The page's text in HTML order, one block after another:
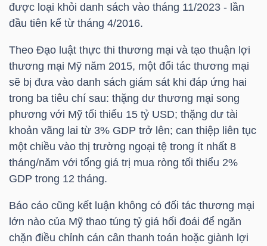
được loại khỏi danh sách vào tháng 11/2023 - lần
đầu tiên kể từ tháng 4/2016.
Theo Đạo luật thực thi thương mại và tạo thuận lợi
thương mại Mỹ năm 2015, một đối tác thương mại
sẽ bị đưa vào danh sách giám sát khi đáp ứng hai
trong ba tiêu chí sau: thặng dư thương mại song
phương với Mỹ tối thiểu 15 tỷ USD; thặng dư tài
khoản vãng lai từ 3% GDP trở lên; can thiệp liên tục
một chiều vào thị trường ngoại tệ trong ít nhất 8
tháng/năm với tổng giá trị mua ròng tối thiểu 2%
GDP trong 12 tháng.
Báo cáo cũng kết luận không có đối tác thương mại
lớn nào của Mỹ thao túng tỷ giá hối đoái để ngăn
chặn điều chỉnh cán cân thanh toán hoặc giành lợi
CHÍNH
NHÂN
PHÂN
TÍCH
VIETSTOCKFINANCE
VĨ
MÔ